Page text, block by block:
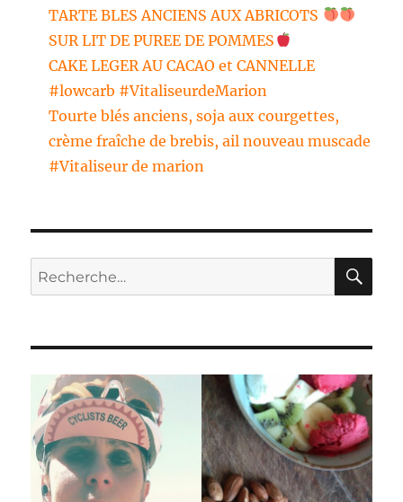
TARTE BLES ANCIENS AUX ABRICOTS
SUR LIT DE PUREE DE POMMES
CAKE LEGER AU CACAO et CANNELLE
#lowcarb #VitaliseurdeMarion
Tourte blés anciens, soja aux courgettes,
crème fraîche de brebis, ail nouveau muscade
#Vitaliseur de marion
Recherche
pour :